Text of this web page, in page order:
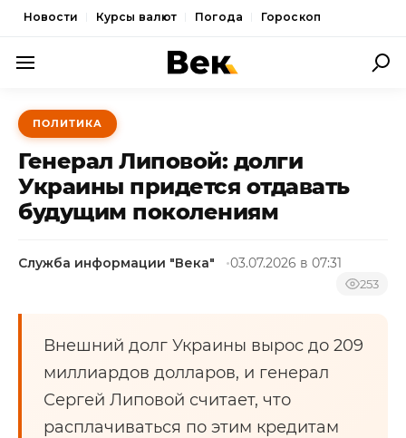
Новости Курсы валют Погода Гороскоп
ПОЛИТИКА
ЭКОНОМИКА
ОБЩЕСТВО
СПОРТ
ПОЛИТИКА
Генерал Липовой: долги
Украины придется отдавать
будущим поколениям
Служба информации "Века" 03.07.2026 в 07:31
253
Внешний долг Украины вырос до 209
миллиардов долларов, и генерал
Сергей Липовой считает, что
расплачиваться по этим кредитам